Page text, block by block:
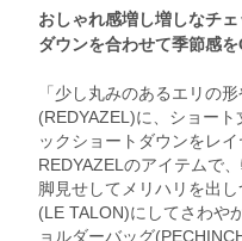
おしゃれ感増し増しなチ
ダウンを合わせて季節感を
「少し丸みのあるエリの
(REDYAZEL)に、ショー
ックショートダウンをレ
REDYAZELのアイテムで
脚見せしてメリハリを出
(LE TALON)にしてさわや
ョルダーバッグ